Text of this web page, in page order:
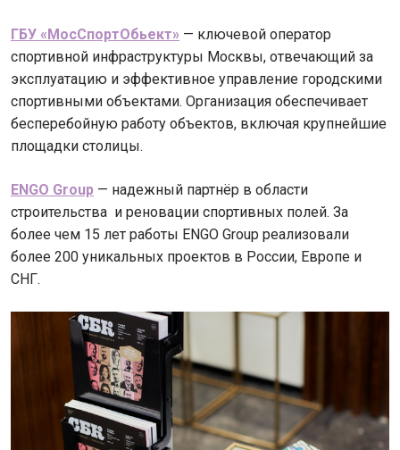
ГБУ «МосСпортОбьект» — ключевой оператор
спортивной инфраструктуры Москвы, отвечающий за
эксплуатацию и эффективное управление городскими
спортивными объектами. Организация обеспечивает
бесперебойную работу объектов, включая крупнейшие
площадки столицы.
ENGO Group — надежный партнёр в области
строительства и реновации спортивных полей. За
более чем 15 лет работы ENGO Group реализовали
более 200 уникальных проектов в России, Европе и
СНГ.